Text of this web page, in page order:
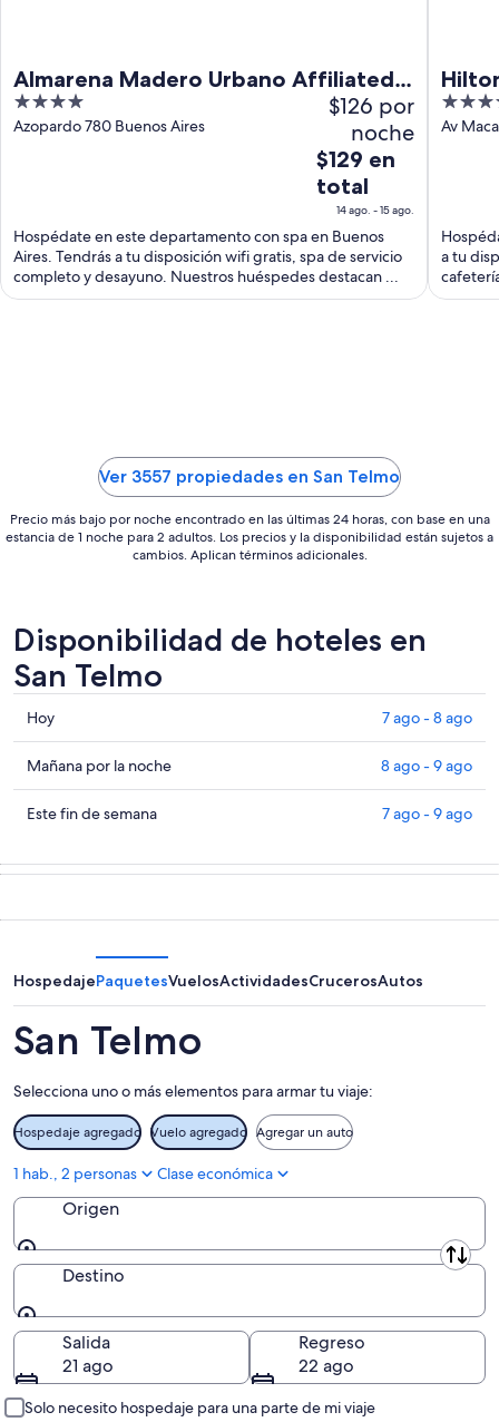
Almarena Madero Urbano Affiliated
by Melia
4
out
Azopardo 780 Buenos Aires
$126 por
noche
El
precio
de
$129
en
total
15
ago
$129 en
total
14 ago. - 15 ago.
Hospédate en este departamento con spa en Buenos
Aires. Tendrás a tu disposición wifi gratis, spa de servicio
completo y desayuno. Nuestros huéspedes destacan ...
5
out
Av
a tu
Ver 3557 propiedades en San Telmo
Precio más bajo por noche encontrado en las últimas 24 horas, con base en una
estancia de 1 noche para 2 adultos. Los precios y la disponibilidad están sujetos a
cambios. Aplican términos adicionales.
Disponibilidad de hoteles en
San Telmo
Consultar
precios
en
San
Telmo
hoy,
7
-
ago
Hoy 7 ago - 8 ago
Consultar
precios
en
Telmo
para
noche,
8
ago
-
ago
Mañana por la noche 8 ago - 9 ago
Consultar
en
fin
de
semana,
7
-
9
ago
Este fin de semana 7 ago - 9 ago
HospedajePaquetesVuelosActividadesCrucerosAutos
San Telmo
Selecciona uno o más elementos para armar tu viaje:
Hospedaje agregado Vuelo agregado Agregar un auto
1 hab., 2 personas Clase económica
Origen
Origen
Destino
Destino
Salida
21 ago
Regreso
22 ago
Solo necesito hospedaje para una parte de mi viaje